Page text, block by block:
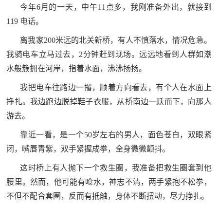
今年6月的一天，中午11点多，我刚准备外出，就接到
119 电话。
离我家200米远的北关新桥，有人不慎落水，情况危急。
我骑电车立马过去，2分钟赶到现场。远远地看到人群如潮
水般簇拥在河岸，指着水面，沸沸扬扬。
我把电车往路边一撂，顺着方向看去，有个人在水面上
挣扎。我边跑边脱掉鞋子衣服，从桥南边一跃而下，向那人
游去。
靠近一看，是一个50岁左右的男人，面色苍白，双眼紧
闭，嘴唇青紫，双手紧握成拳，全身微微颤抖。
这时桥上有人抛下一个救生圈，我准备把救生圈套到他
腰里。然而，他可能有呛水，神志不清，两手紧抱不松拳，
不但不配合套圈，反而有抵触，身体不断扭动，尽力挣扎。